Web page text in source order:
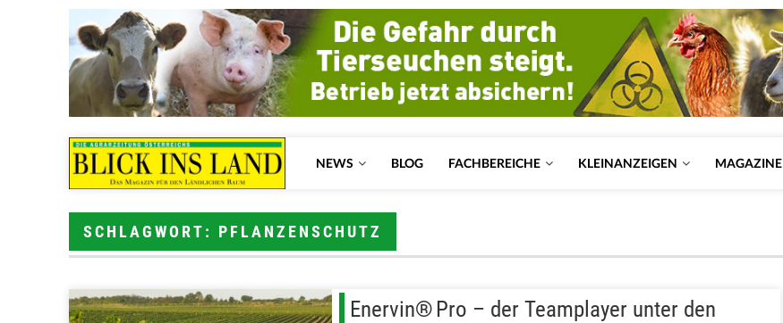
NEWS BLOG FACHBEREICHE KLEINANZEIGEN MAGAZINE
SCHLAGWORT: PFLANZENSCHUTZ
Enervin® Pro – der Teamplayer unter den